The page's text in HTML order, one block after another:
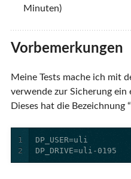
Minuten)
Vorbemerkungen
Meine Tests mache ich mit
verwende zur Sicherung ein
Dieses hat die Bezeichnung
1
2
DP_DRIVE=uli-0195